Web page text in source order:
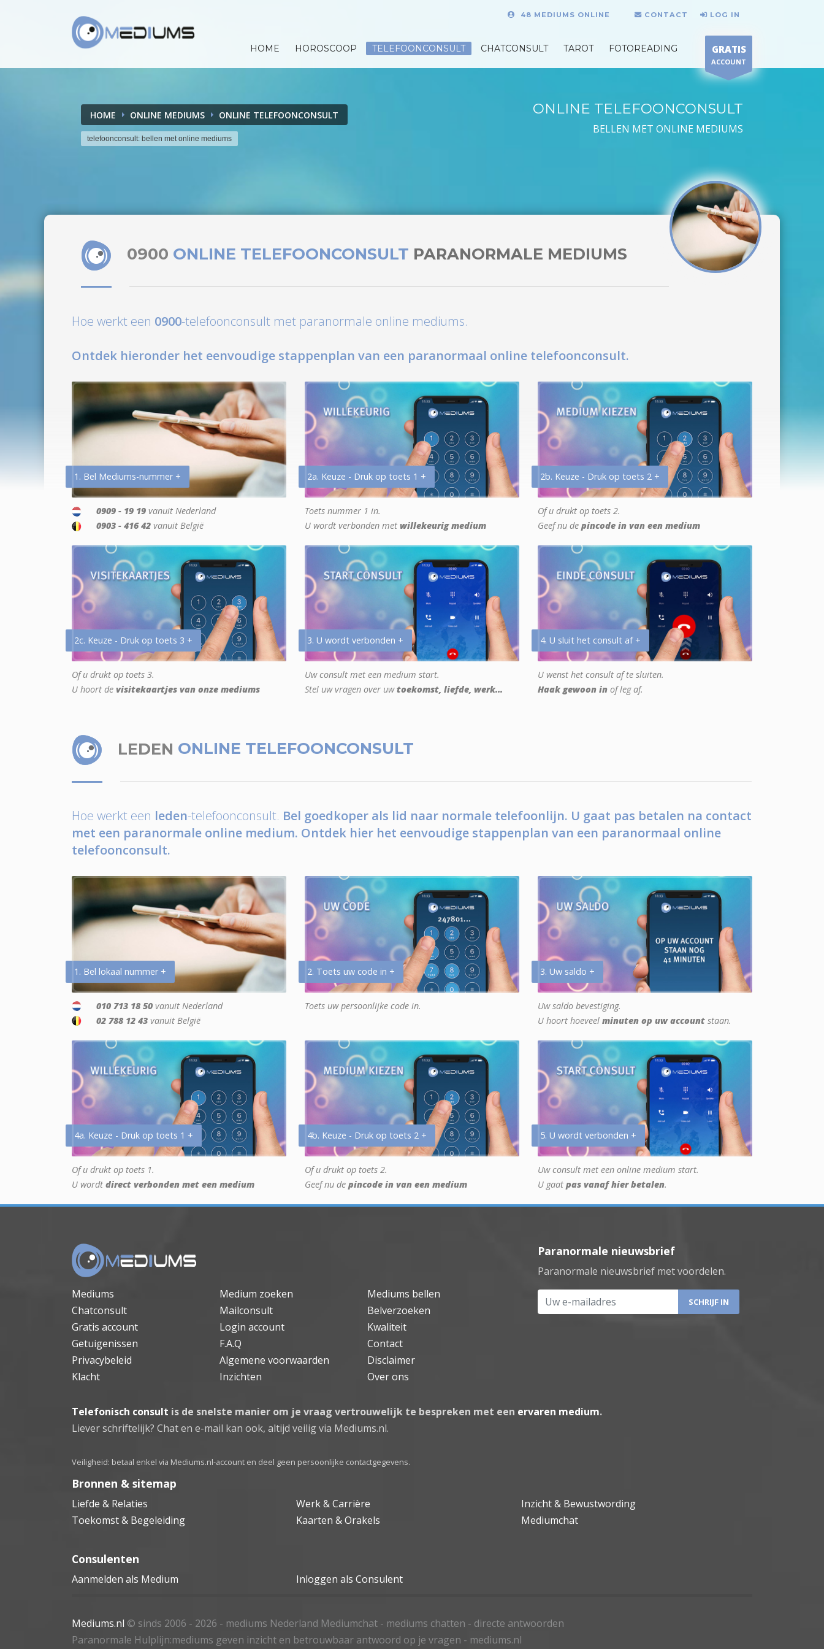
48 MEDIUMS ONLINE CONTACT LOG IN
HOME HOROSCOOP TELEFOONCONSULT CHATCONSULT TAROT FOTOREADING GRATIS
ACCOUNT
HOME ONLINE MEDIUMS ONLINE TELEFOONCONSULT
telefoonconsult: bellen met online mediums
ONLINE TELEFOONCONSULT
BELLEN MET ONLINE MEDIUMS
0900 ONLINE TELEFOONCONSULT PARANORMALE MEDIUMS
Hoe werkt een 0900-telefoonconsult met paranormale online mediums.
Ontdek hieronder het eenvoudige stappenplan van een paranormaal online telefoonconsult.
1. Bel Mediums-nummer +
0909 - 19 19 vanuit Nederland
0903 - 416 42 vanuit België
2a. Keuze - Druk op toets 1 +
Toets nummer 1 in.
U wordt verbonden met willekeurig medium
2b. Keuze - Druk op toets 2 +
Of u drukt op toets 2.
Geef nu de pincode in van een medium
2c. Keuze - Druk op toets 3 +
Of u drukt op toets 3.
U hoort de visitekaartjes van onze mediums
3. U wordt verbonden +
Uw consult met een medium start.
Stel uw vragen over uwtoekomst, liefde, werk...
4. U sluit het consult af +
U wenst het consult af te sluiten.
Haak gewoon in of leg af.
LEDEN ONLINE TELEFOONCONSULT
Hoe werkt een leden-telefoonconsult. Bel goedkoper als lid naar normale telefoonlijn. U gaat pas betalen na contact
met een paranormale online medium. Ontdek hier het eenvoudige stappenplan van een paranormaal online
telefoonconsult.
1. Bel lokaal nummer +
010 713 18 50 vanuit Nederland
02 788 12 43 vanuit België
2. Toets uw code in +
Toets uw persoonlijke code in.
3. Uw saldo +
Uw saldo bevestiging.
U hoort hoeveel minuten op uw account staan.
4a. Keuze - Druk op toets 1 +
Of u drukt op toets 1.
U wordt direct verbonden met een medium
4b. Keuze - Druk op toets 2 +
Of u drukt op toets 2.
Geef nu de pincode in van een medium
5. U wordt verbonden +
Uw consult met een online medium start.
U gaat pas vanaf hier betalen.
Mediums Medium zoeken
Mediums bellen
Chatconsult
Mailconsult
Belverzoeken
Gratis account
Login account
Kwaliteit
Getuigenissen
F.A.Q
Contact
Privacybeleid
Algemene voorwaarden
Disclaimer
Klacht
Inzichten Over ons
Paranormale nieuwsbrief
Paranormale nieuwsbrief met voordelen.
Uw e-mailadres
Telefonisch consult is de snelste manier om je vraag vertrouwelijk te bespreken met een ervaren medium.
Liever schriftelijk? Chat en e-mail kan ook, altijd veilig via Mediums.nl.
Veiligheid: betaal enkel via Mediums.nl-account en deel geen persoonlijke contactgegevens.
Bronnen & sitemap
Liefde & Relaties Werk & Carrière
Inzicht & Bewustwording
Toekomst & Begeleiding
Kaarten & Orakels Mediumchat
Consulenten
Aanmelden als Medium Inloggen als Consulent
Mediums.nl © sinds 2006 - 2026 - mediums Nederland Mediumchat - mediums chatten - directe antwoorden
Paranormale Hulplijn:mediums geven inzicht en betrouwbaar antwoord op je vragen - mediums.nl